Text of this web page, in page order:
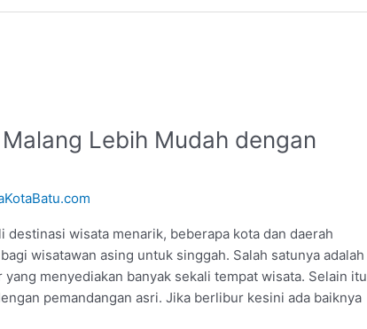
Lebih Mudah dengan
destinasi wisata menarik, beberapa kota dan daerah
wisatawan asing untuk singgah. Salah satunya adalah
menyediakan banyak sekali tempat wisata. Selain itu
pemandangan asri. Jika berlibur kesini ada baiknya